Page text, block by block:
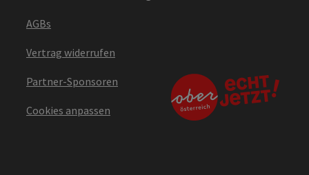
AGBs
Vertrag widerrufen
Partner-Sponsoren
Cookies anpassen